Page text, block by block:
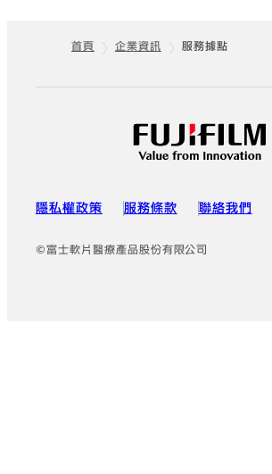
首頁 企業資訊 服務據點
隱私權政策 服務條款 聯絡我們
©富士軟片醫療產品股份有限公司